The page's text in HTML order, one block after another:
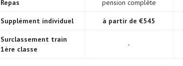
Repas pension complète
Supplément individuel à partir de €545
Surclassement train
1ère classe
-